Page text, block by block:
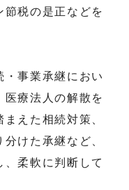
税の是正などを
・事業承継におい
医療法人の解散を
えた相続対策、
けた承継など、
柔軟に判断して